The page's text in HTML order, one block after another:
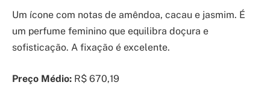
Um ícone com notas de amêndoa, cacau e jasmim. É
um perfume feminino que equilibra doçura e
sofisticação. A fixação é excelente.
Preço Médio: R$ 670,19